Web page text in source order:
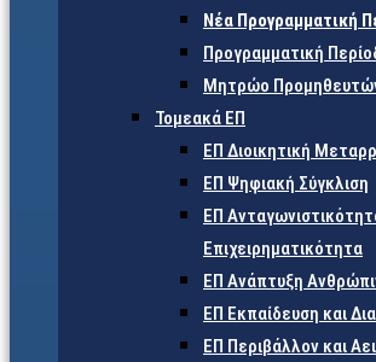
Νέα Προγραμματική
Προγραμματική
Μητρώο
Τομεακά ΕΠ
ΕΠ Διοικητική
ΕΠ Ψηφιακή Σύγκλιση
ΕΠ
Επιχειρηματικότητα
ΕΠ Ανάπτυξη
ΕΠ Εκπαίδευση και
ΕΠ Περιβάλλον και